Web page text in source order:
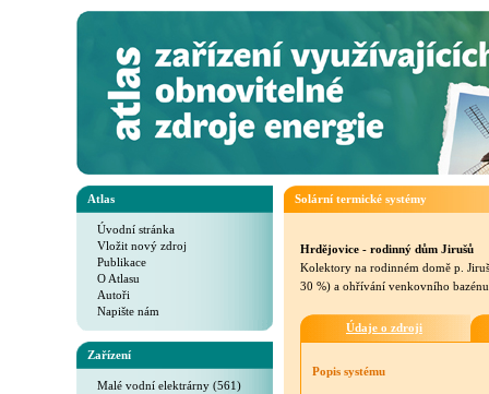
Atlas
Úvodní stránka
Vložit nový zdroj
Publikace
O Atlasu
Autoři
Napište nám
Zařízení
Malé vodní elektrárny (561)
Solární termické systémy
Hrdějovice - rodinný dům Jirušů
Kolektory na rodinném domě p.
30 %) a ohřívání venkovního
Údaje o zdroji
Popis systému